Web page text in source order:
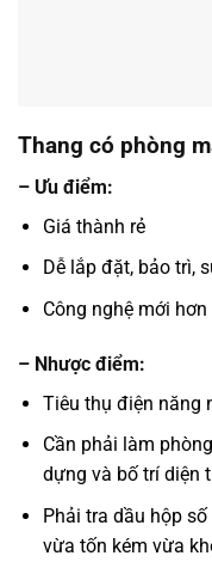
Thang có phòng
– Ưu điểm:
Giá thành rẻ
Dễ lắp đặt, bảo trì,
Công nghệ mới hơn
– Nhược điểm:
Tiêu thụ điện năng
Cần phải làm
dựng và bố trí diện
Phải tra dầu hộp
vừa tốn kém vừa